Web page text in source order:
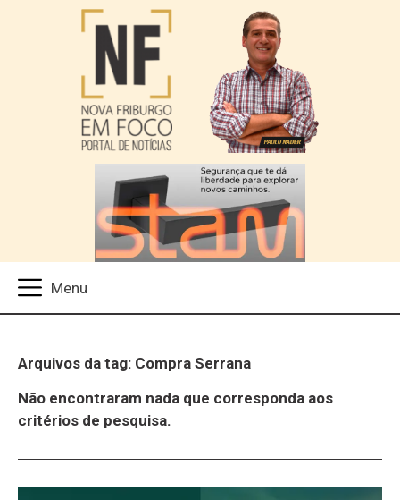
Arquivos da tag: Compra Serrana
Não encontraram nada que corresponda aos
critérios de pesquisa.